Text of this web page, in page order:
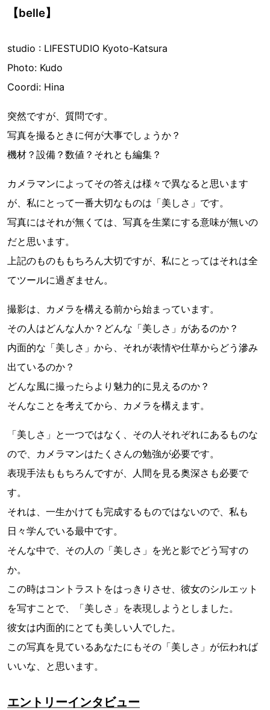
【belle】
studio : LIFESTUDIO Kyoto-Katsura
Photo: Kudo
Coordi: Hina
突然ですが、質問です。
写真を撮るときに何が大事でしょうか？
機材？設備？数値？それとも編集？
カメラマンによってその答えは様々で異なると思います
が、私にとって一番大切なものは「美しさ」です。
写真にはそれが無くては、写真を生業にする意味が無いの
だと思います。
上記のものももちろん大切ですが、私にとってはそれは全
てツールに過ぎません。
撮影は、カメラを構える前から始まっています。
その人はどんな人か？どんな「美しさ」があるのか？
内面的な「美しさ」から、それが表情や仕草からどう滲み
出ているのか？
どんな風に撮ったらより魅力的に見えるのか？
そんなことを考えてから、カメラを構えます。
「美しさ」と一つではなく、その人それぞれにあるものな
ので、カメラマンはたくさんの勉強が必要です。
表現手法ももちろんですが、人間を見る奥深さも必要で
す。
それは、一生かけても完成するものではないので、私も
日々学んでいる最中です。
そんな中で、その人の「美しさ」を光と影でどう写すの
か。
この時はコントラストをはっきりさせ、彼女のシルエット
を写すことで、「美しさ」を表現しようとしました。
彼女は内面的にとても美しい人でした。
この写真を見ているあなたにもその「美しさ」が伝われば
いいな、と思います。
エントリーインタビュー